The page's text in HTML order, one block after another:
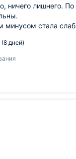
ничего лишнего.
минусом стала
дней)